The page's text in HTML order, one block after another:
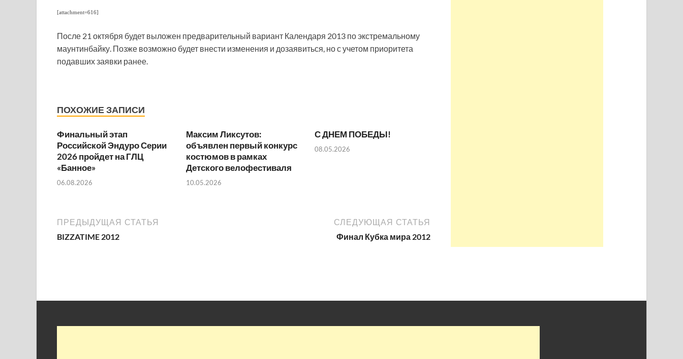
[attachment=616]
После 21 октября будет выложен предварительный вариант Календаря 2013 по экстремальному
маунтинбайку. Позже возможно будет внести изменения и дозаявиться, но с учетом приоритета
подавших заявки ранее.
ПОХОЖИЕ ЗАПИСИ
Финальный этап
Российской Эндуро Серии
2026 пройдет на ГЛЦ
«Банное»
06.08.2026
Максим Ликсутов:
объявлен первый конкурс
костюмов в рамках
Детского велофестиваля
10.05.2026
С ДНЕМ ПОБЕДЫ!
08.05.2026
ПРЕДЫДУЩАЯ СТАТЬЯ
BIZZATIME 2012
СЛЕДУЮЩАЯ СТАТЬЯ
Финал Кубка мира 2012